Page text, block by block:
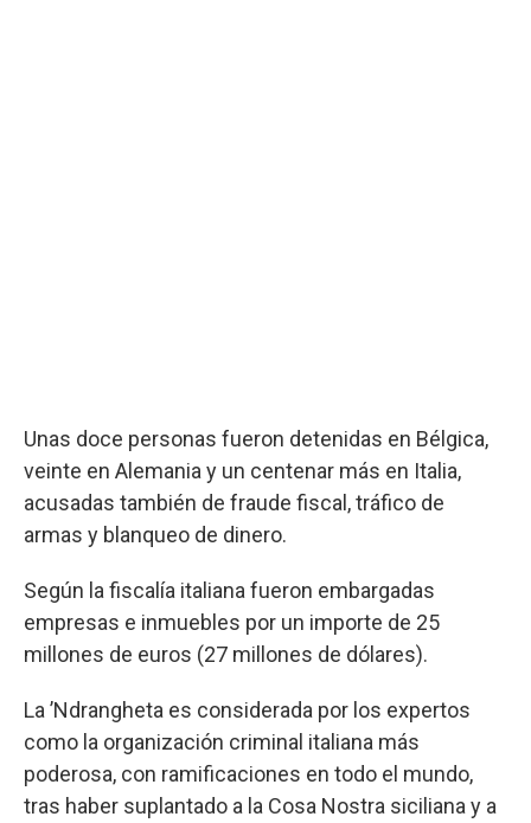
Unas doce personas fueron detenidas en Bélgica,
veinte en Alemania y un centenar más en Italia,
acusadas también de fraude fiscal, tráfico de
armas y blanqueo de dinero.
Según la fiscalía italiana fueron embargadas
empresas e inmuebles por un importe de 25
millones de euros (27 millones de dólares).
La ’Ndrangheta es considerada por los expertos
como la organización criminal italiana más
poderosa, con ramificaciones en todo el mundo,
tras haber suplantado a la Cosa Nostra siciliana y a